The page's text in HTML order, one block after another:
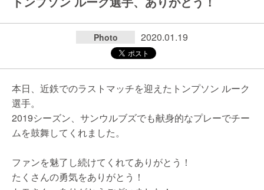
Photo 2020.01.19
本日、近鉄でのラストマッチを迎えたトンプソン ルーク
選手。
2019シーズン、サンウルブズでも献身的なプレーでチー
ムを鼓舞してくれました。
ファンを魅了し続けてくれてありがとう！
たくさんの勇気をありがとう！